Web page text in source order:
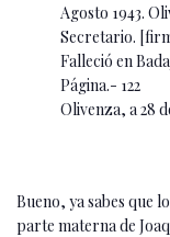
Agosto 1943.
Secretario.
Falleció en
Página.- 122
Olivenza, a 28
Bueno, ya sabes que
parte materna de